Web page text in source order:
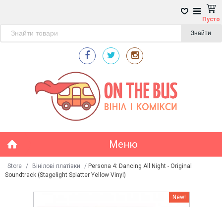
Пусто
Знайти
Меню
Store / Вінілові платівки / Persona 4: Dancing All Night - Original
Soundtrack (Stagelight Splatter Yellow Vinyl)
New!